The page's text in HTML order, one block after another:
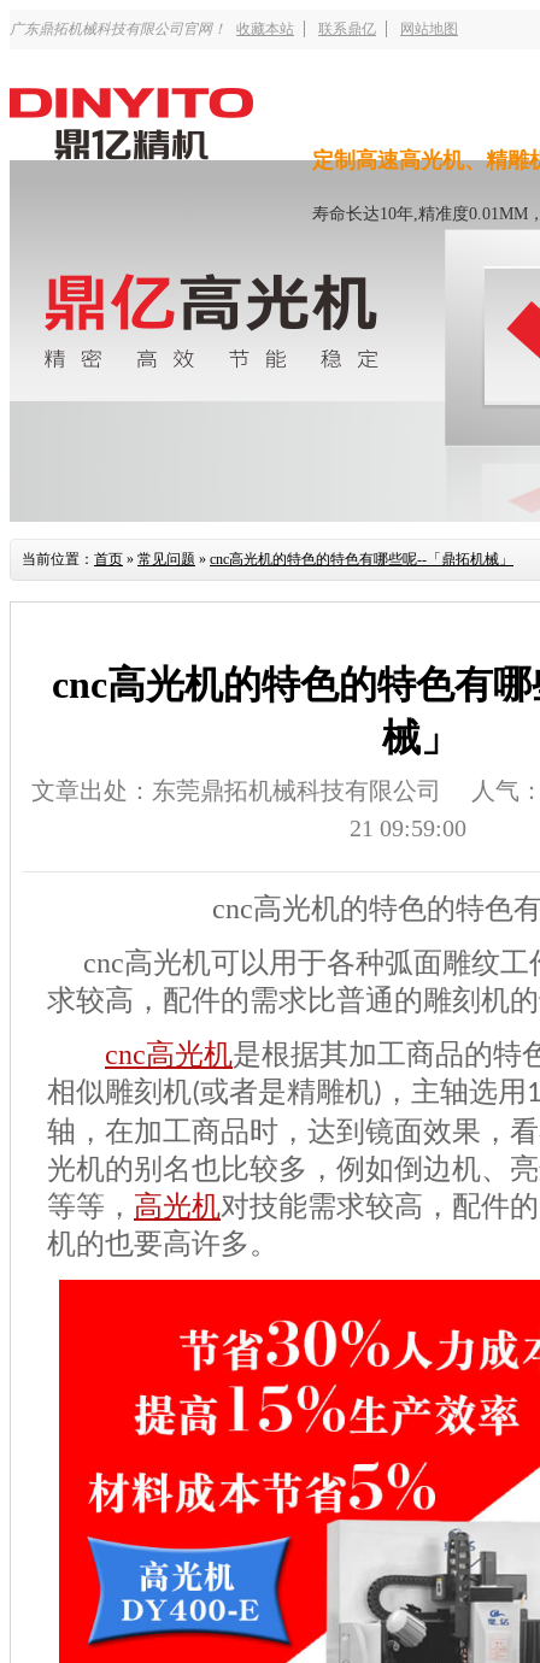
广东鼎拓机械科技有限公司官网！ 收藏本站 联系鼎亿 网站地图
定制高速高光机、精雕
寿命长达10年,精准度0.01MM
当前位置： 首页 » 常见问题 » cnc高光机的特色的特色有哪些呢--「鼎拓机械」
cnc高光机的特色的特色有
械」
文章出处：东莞鼎拓机械科技有限公司
人气
21 09:59:00
cnc高光机的特色的特色
cnc高光机可以用于各种弧面雕纹
求较高，配件的需求比普通的雕刻机
cnc高光机是根据其加工商品的特
相似雕刻机(或者是精雕机) ，主轴选用
轴，在加工商品时，达到镜面效果，
光机的别名也比较多，例如倒边机、
等等， 高光机对技能需求较高，配件
机的也要高许多。